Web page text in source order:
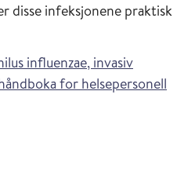
disse infeksjonene praktisk
influenzae, invasiv
for helsepersonell